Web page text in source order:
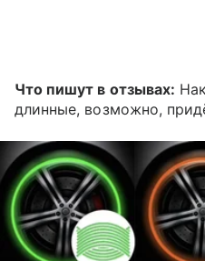
Что пишут в отзывах:
длинные, возможно,